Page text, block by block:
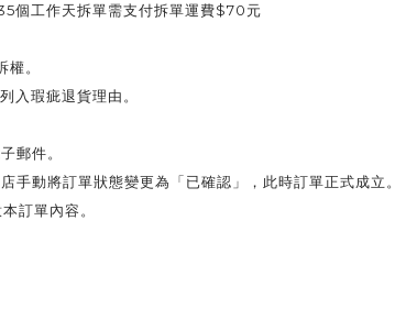
個工作天拆單需支付拆單運費$70元
。
入瑕疵退貨理由。
郵件。
手動將訂單狀態變更為「已確認」，此時訂單正式成立。
訂單內容。